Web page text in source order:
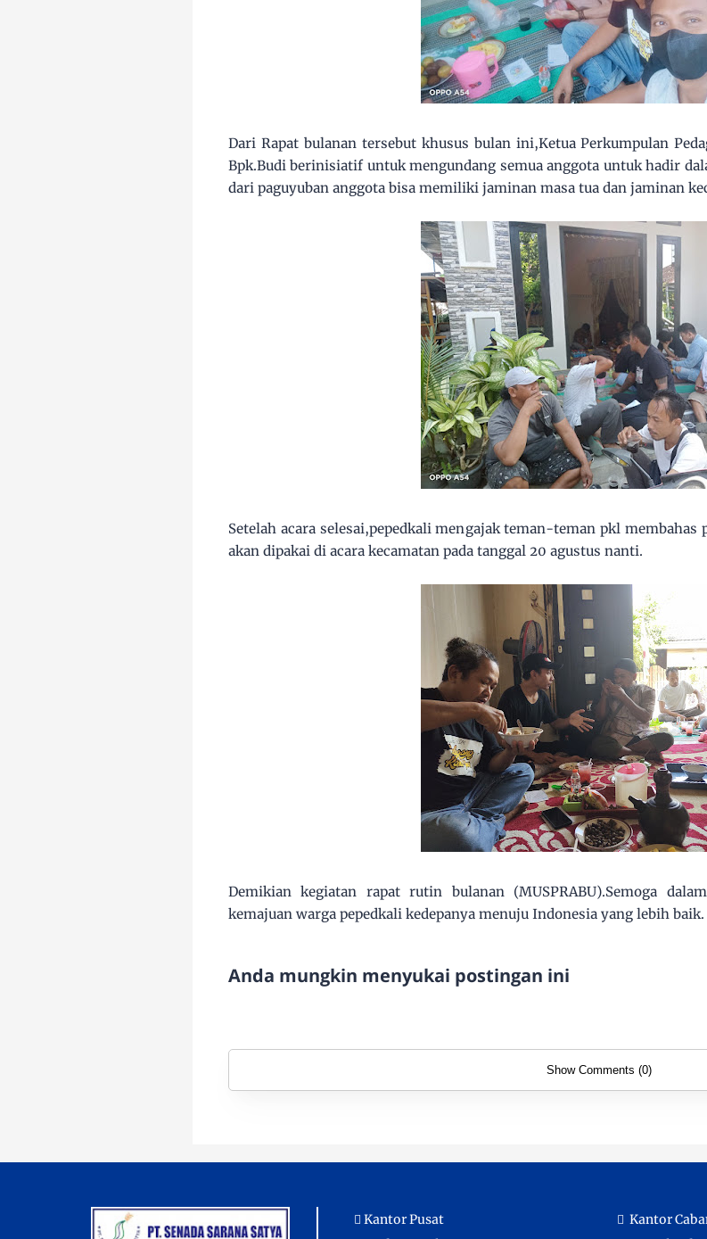
Dari Rapat bulanan tersebut khusus bulan ini,Ketua Perkumpulan
Bpk.Budi berinisiatif untuk mengundang semua anggota untuk hadir
dari paguyuban anggota bisa memiliki jaminan masa tua dan jaminan
Setelah acara selesai,pepedkali mengajak teman-teman pkl
akan dipakai di acara kecamatan pada tanggal 20 agustus nanti.
Demikian kegiatan rapat rutin bulanan (MUSPRABU).Semoga
kemajuan warga pepedkali kedepanya menuju Indonesia yang lebih baik.
Anda mungkin menyukai postingan ini
Show Comments (0)
Kantor Pusat
Kantor